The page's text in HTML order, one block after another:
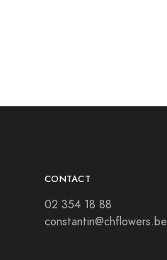
CONTACT
02 354 18 88
constantin@chflowers.be